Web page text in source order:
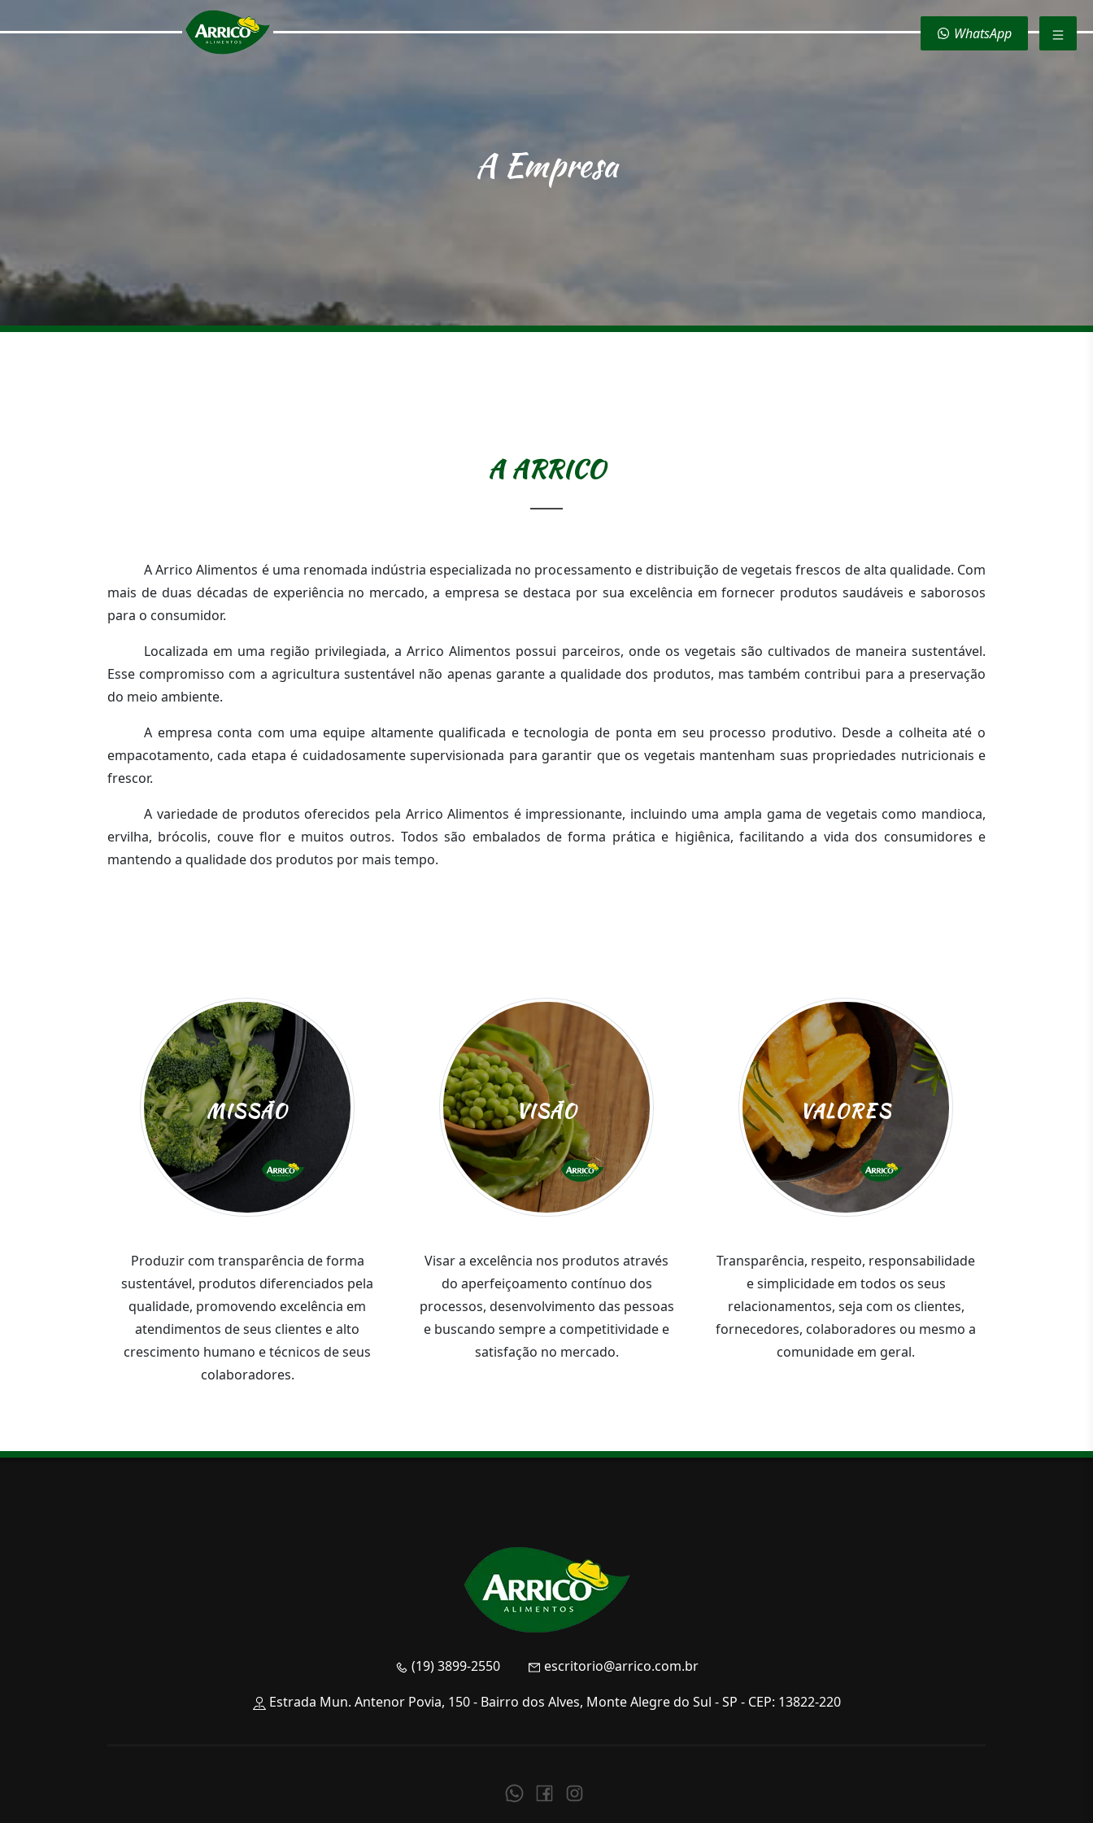
WhatsApp
A Empresa
A ARRICO
A Arrico Alimentos é uma renomada indústria especializada no processamento e distribuição de vegetais frescos de alta qualidade. Com
mais de duas décadas de experiência no mercado, a empresa se destaca por sua excelência em fornecer produtos saudáveis e saborosos
para o consumidor.
Localizada em uma região privilegiada, a Arrico Alimentos possui parceiros, onde os vegetais são cultivados de maneira sustentável.
Esse compromisso com a agricultura sustentável não apenas garante a qualidade dos produtos, mas também contribui para a preservação
do meio ambiente.
A empresa conta com uma equipe altamente qualificada e tecnologia de ponta em seu processo produtivo. Desde a colheita até o
empacotamento, cada etapa é cuidadosamente supervisionada para garantir que os vegetais mantenham suas propriedades nutricionais e
frescor.
A variedade de produtos oferecidos pela Arrico Alimentos é impressionante, incluindo uma ampla gama de vegetais como mandioca,
ervilha, brócolis, couve flor e muitos outros. Todos são embalados de forma prática e higiênica, facilitando a vida dos consumidores e
mantendo a qualidade dos produtos por mais tempo.
MISSÃO
Produzir com transparência de forma
sustentável, produtos diferenciados pela
qualidade, promovendo excelência em
atendimentos de seus clientes e alto
crescimento humano e técnicos de seus
colaboradores.
VISÃO
Visar a excelência nos produtos através
do aperfeiçoamento contínuo dos
processos, desenvolvimento das pessoas
e buscando sempre a competitividade e
satisfação no mercado.
VALORES
Transparência, respeito, responsabilidade
e simplicidade em todos os seus
relacionamentos, seja com os clientes,
fornecedores, colaboradores ou mesmo a
comunidade em geral.
(19) 3899-2550
escritorio@arrico.com.br
Estrada Mun. Antenor Povia, 150 - Bairro dos Alves, Monte Alegre do Sul - SP - CEP: 13822-220